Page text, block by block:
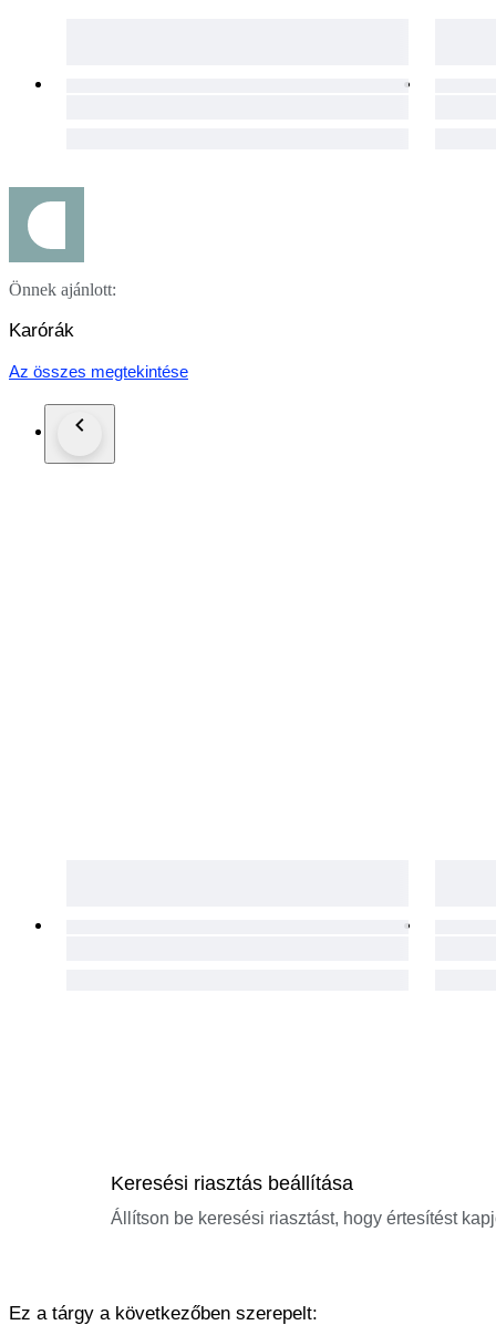
Önnek ajánlott:
Karórák
Az összes megtekintése
Keresési riasztás beállítása
Állítson be keresési riasztást, hogy értesítést
Ez a tárgy a következőben szerepelt: